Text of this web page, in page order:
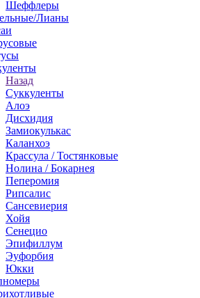
Шеффлеры
Лианы
Назад
Суккуленты
Алоэ
Дисхидия
Замиокулькас
Каланхоэ
Крассула / Тостянковые
Нолина / Бокарнея
Пеперомия
Рипсалис
Сансевиерия
Хойя
Сенецио
Эпифиллум
Эуфорбия
Юкки